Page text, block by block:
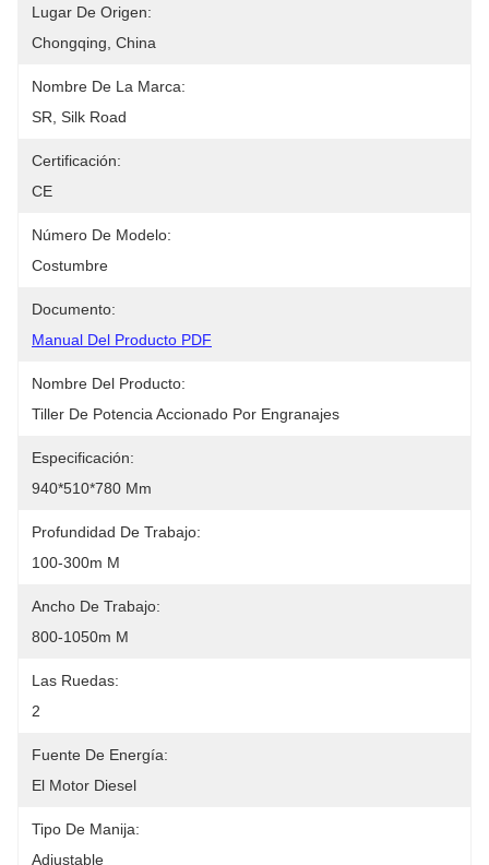
Lugar De Origen:
Chongqing, China
Nombre De La Marca:
SR, Silk Road
Certificación:
CE
Número De Modelo:
Costumbre
Documento:
Manual Del Producto PDF
Nombre Del Producto:
Tiller De Potencia Accionado Por Engranajes
Especificación:
940*510*780 Mm
Profundidad De Trabajo:
100-300m M
Ancho De Trabajo:
800-1050m M
Las Ruedas:
2
Fuente De Energía:
El Motor Diesel
Tipo De Manija:
Adjustable